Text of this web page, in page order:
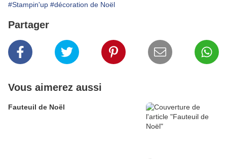
#Stampin'up #décoration de Noël
Partager
Vous aimerez aussi
Fauteuil de Noël